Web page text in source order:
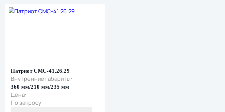
Все
Средние
кейсы
Большие